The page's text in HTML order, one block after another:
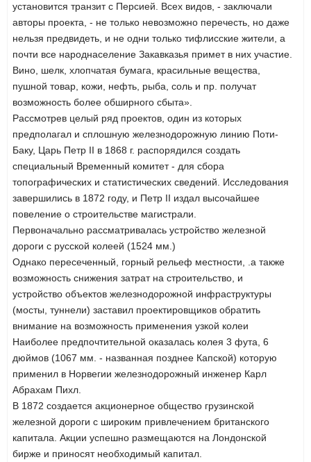
установится транзит с Персией. Всех видов, - заключали
авторы проекта, - не только невозможно перечесть, но даже
нельзя предвидеть, и не одни только тифлисские жители, а
почти все народнаселение Закавказья примет в них участие.
Вино, шелк, хлопчатая бумага, красильные вещества,
пушной товар, кожи, нефть, рыба, соль и пр. получат
возможность более обширного сбыта».
Рассмотрев целый ряд проектов, один из которых
предполагал и сплошную железнодорожную линию Поти-
Баку, Царь Петр II в 1868 г. распорядился создать
специальный Временный комитет - для сбора
топографических и статистических сведений. Исследования
завершились в 1872 году, и Петр II издал высочайшее
повеление о строительстве магистрали.
Первоначально рассматривалась устройство железной
дороги с русской колеей (1524 мм.)
Однако пересеченный, горный рельеф местности, .а также
возможность снижения затрат на строительство, и
устройство объектов железнодорожной инфраструктуры
(мосты, туннели) заставил проектировщиков обратить
внимание на возможность применения узкой колеи
Наиболее предпочтительной оказалась колея 3 фута, 6
дюймов (1067 мм. - названная позднее Капской) которую
применил в Норвегии железнодорожный инженер Карл
Абрахам Пихл.
В 1872 создается акционерное общество грузинской
железной дороги с широким привлечением британского
капитала. Акции успешно размещаются на Лондонской
бирже и приносят необходимый капитал.